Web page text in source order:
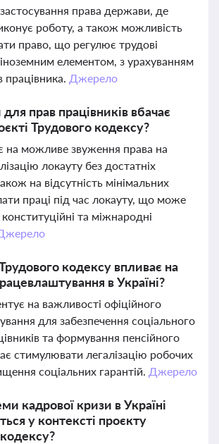
права держави, де
роботу, а також можливість
право, що регулює трудові
елементом, з урахуванням
працівника. Джерело
прав працівників вбачає
Трудового кодексу?
на можливе звуження права на
локауту без достатніх
на відсутність мінімальних
праці під час локауту, що може
та міжнародні
кодексу впливає на
в Україні?
на важливості офіційного
для забезпечення соціального
та формування пенсійного
стимулювати легалізацію робочих
соціальних гарантій. Джерело
кадрової кризи в Україні
у контексті проєкту